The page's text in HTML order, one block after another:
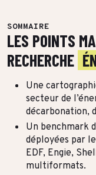
SOMMAIRE
LES POINTS
RECHERCHE
Une
secteur de
décarbonation,
Un benchmark
déployées par
EDF, Engie,
multiformats.